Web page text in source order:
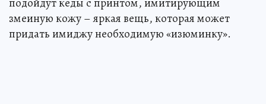
змеиную кожу – яркая вещь, которая может
придать имиджу необходимую «изюминку».